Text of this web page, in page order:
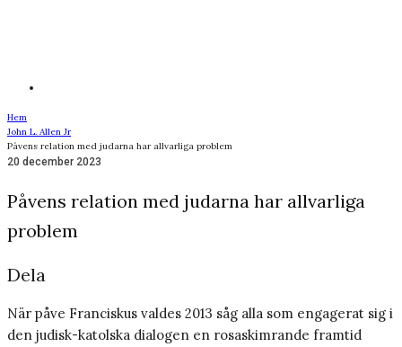
Hem
John L. Allen Jr
Påvens relation med judarna har allvarliga problem
20 december 2023
Påvens relation med judarna har allvarliga
problem
Dela
När påve Franciskus valdes 2013 såg alla som engagerat sig i
den judisk-katolska dialogen en rosaskimrande framtid